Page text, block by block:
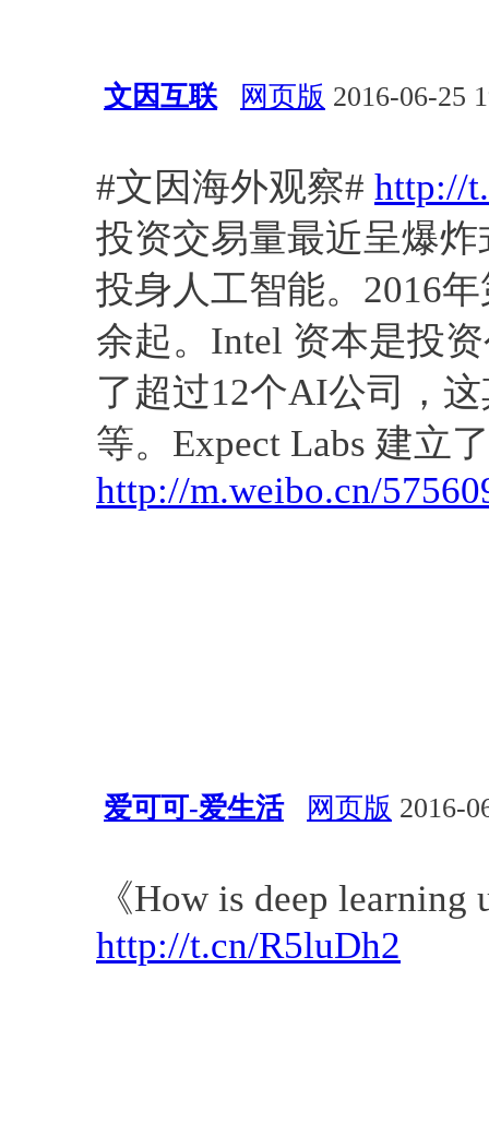
文因互联 网页版 2016-06-25
#文因海外观察# http://
投资交易量最近呈爆
投身人工智能。2016
余起。Intel 资本是投
了超过12个AI公司，
等。Expect Labs 建立
http://m.weibo.cn/
爱可可-爱生活 网页版 2016-
《How is deep
http://t.cn/R5luDh2